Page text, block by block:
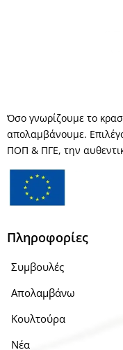
Όσο γνωρίζουμε το
απολαμβάνουμε.
ΠΟΠ & ΠΓΕ, την
Πληροφορίες
Συμβουλές
Απολαμβάνω
Κουλτούρα
Νέα